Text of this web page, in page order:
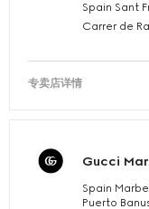
Spain Sant
Carrer de
专卖店详情
Gucci
Spain
Puerto